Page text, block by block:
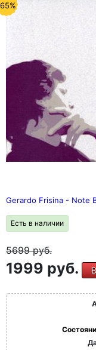
Gerardo Frisina - Note
Есть в наличии
5699руб.
1999 руб.